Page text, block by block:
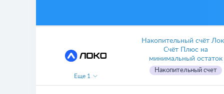
Накопительный счёт
Счёт Плюс на
минимальный остаток
Накопительный счет
Еще 1